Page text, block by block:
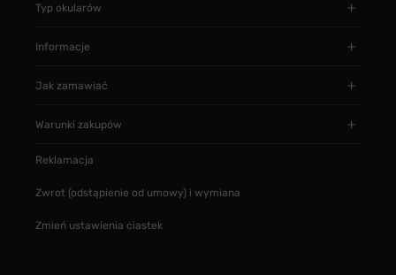
Typ okularów
Informacje
Jak zamawiać
Warunki zakupów
Reklamacja
Zwrot (odstąpienie od umowy) i wymiana
Zmień ustawienia ciastek